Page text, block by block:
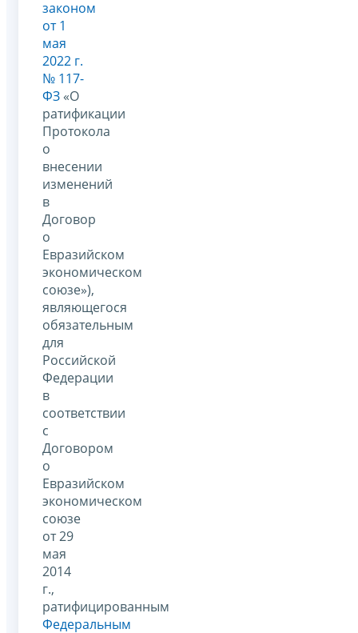
законом
от 1
мая
2022 г.
№ 117-
ФЗ «О
ратификации
Протокола
о
внесении
изменений
в
Договор
о
Евразийском
экономическом
союзе»),
являющегося
обязательным
для
Российской
Федерации
в
соответствии
с
Договором
о
Евразийском
экономическом
союзе
от 29
мая
2014
г.,
ратифицированным
Федеральным